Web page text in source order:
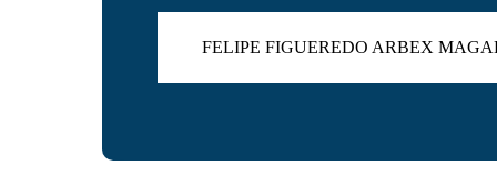
FELIPE FIGUEREDO ARBEX